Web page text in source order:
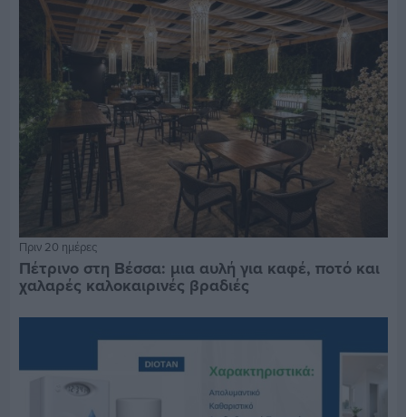
Πριν 20 ημέρες
Πέτρινο στη Βέσσα: μια αυλή για καφέ, ποτό και
χαλαρές καλοκαιρινές βραδιές